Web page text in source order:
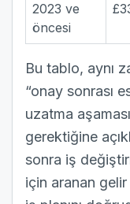
2023 ve
öncesi
Bu tablo, aynı
“onay sonrası
uzatma
gerektiğine
sonra iş
için aranan